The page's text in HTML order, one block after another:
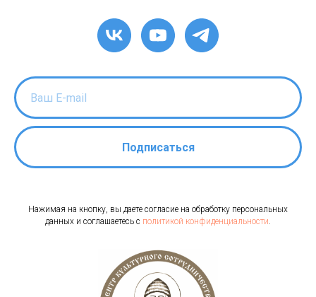
Подписаться
Нажимая на кнопку, вы даете согласие на обработку персональных
данных и соглашаетесь c политикой конфиденциальности.